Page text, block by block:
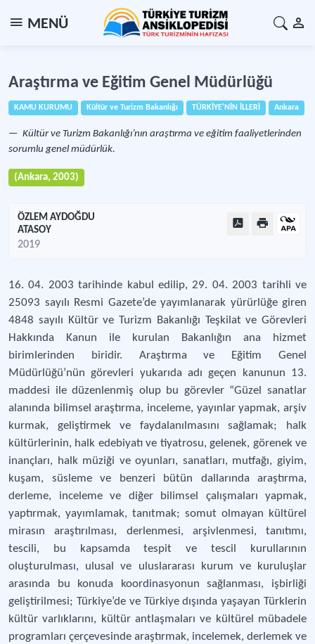
MENÜ
Araştırma ve Eğitim Genel Müdürlüğü
KAMU KURUMU Kültür ve Turizm Bakanlığı TÜRKİYE'NİN İLLERİ Ankara
Kültür ve Turizm Bakanlığı’nın araştırma ve eğitim faaliyetlerinden
sorumlu genel müdürlük.
(Ankara, 2003)
ÖZLEM AYDOĞDU
ATASOY
2019
16. 04. 2003 tarihinde kabul edilip, 29. 04. 2003 tarihli ve
25093 sayılı Resmi Gazete’de yayımlanarak yürürlüğe giren
4848 sayılı Kültür ve Turizm Bakanlığı Teşkilat ve Görevleri
Hakkında Kanun ile kurulan Bakanlığın ana hizmet
birimlerinden biridir. Araştırma ve Eğitim Genel
Müdürlüğü’nün görevleri yukarıda adı geçen kanunun 13.
maddesi ile düzenlenmiş olup bu görevler “Güzel sanatlar
alanında bilimsel araştırma, inceleme, yayınlar yapmak, arşiv
kurmak, geliştirmek ve faydalanılmasını sağlamak; halk
kültürlerinin, halk edebiyatı ve tiyatrosu, gelenek, görenek ve
inançları, halk müziği ve oyunları, sanatları, mutfağı, giyim,
kuşam, süsleme ve benzeri bütün dallarında araştırma,
derleme, inceleme ve diğer bilimsel çalışmaları yapmak,
yaptırmak, yayımlamak, tanıtmak; somut olmayan kültürel
mirasın araştırılması, derlenmesi, arşivlenmesi, tanıtımı,
tescili, bu kapsamda tespit ve tescil kurullarının
oluşturulması, ulusal ve uluslararası kurum ve kuruluşlar
arasında bu konuda koordinasyonun sağlanması, işbirliği
geliştirilmesi; Türkiye’de ve Türkiye dışında yaşayan Türklerin
kültür varlıklarını, kültür antlaşmaları ve kültürel mübadele
programları çerçevesinde araştırmak, incelemek, derlemek ve